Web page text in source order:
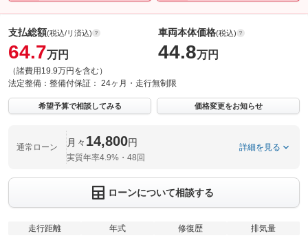
支払総額(税込/リ済込)
64.7万円
（諸費用19.9万円を含む）
車両本体価格(税込)
44.8万円
法定整備： 整備付保証： 24ヶ月・走行無制限
希望予算で相談してみる 価格変更をお知らせ
通常ローン 月々 14,800円
実質年率4.9%・48回
詳細を見る
ローンについて相談する
走行距離 年式 修復歴 排気量